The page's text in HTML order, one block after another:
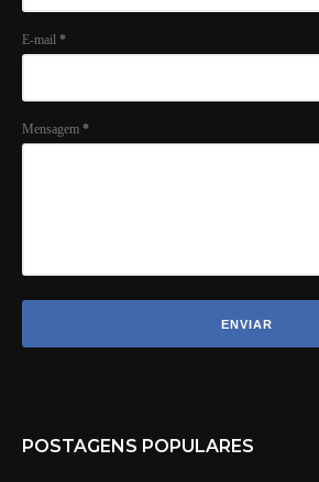
E-mail *
Mensagem *
POSTAGENS POPULARES